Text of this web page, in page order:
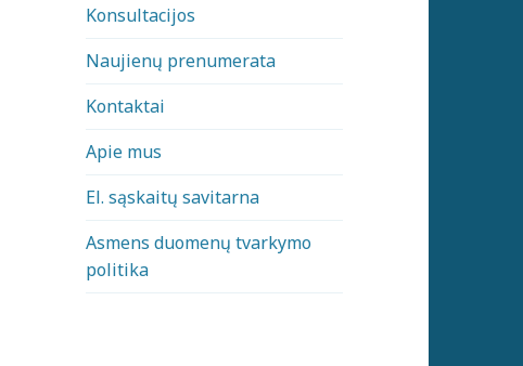
Konsultacijos
Naujienų prenumerata
Kontaktai
Apie mus
El. sąskaitų savitarna
Asmens duomenų tvarkymo
politika